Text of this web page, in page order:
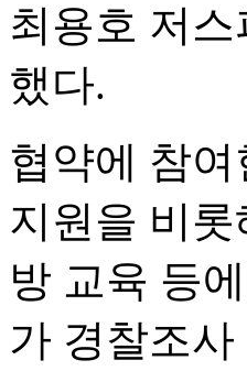
최용호 저
했다.
협약에 참
지원을 비
방 교육 등
가 경찰조